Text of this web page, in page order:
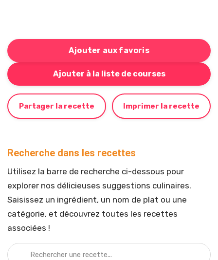
Ajouter aux favoris
Ajouter à la liste de courses
Bouton pour ajouter cette recette à votre liste de
Partager la recette Imprimer la recette
Recherche dans les recettes
Utilisez la barre de recherche ci-dessous pour
explorer nos délicieuses suggestions culinaires.
Saisissez un ingrédient, un nom de plat ou une
catégorie, et découvrez toutes les recettes
associées !